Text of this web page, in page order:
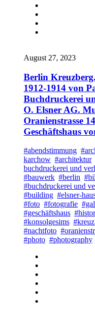
August 27, 2023
Berlin
1912-1914 von
Buchdruckerei
O. Elsner AG.
Oranienstrasse
Geschäftshaus
#abendstimmung
karchow #architektur
buchdruckerei und
#bauwerk #berlin
#buchdruckerei und
#building #elsner-
#foto #fotografie
#geschäftshaus
#konsolgesims
#nachtfoto
#photo #photography